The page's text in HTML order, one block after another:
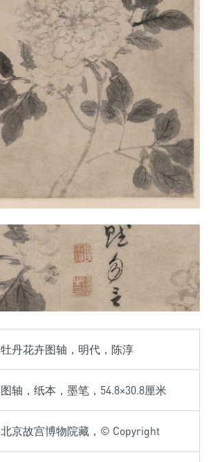
牡丹花卉图轴，明代，陈淳
图轴，纸本，墨笔，54.8×30.8厘米
北京故宫博物院藏，© Copyright